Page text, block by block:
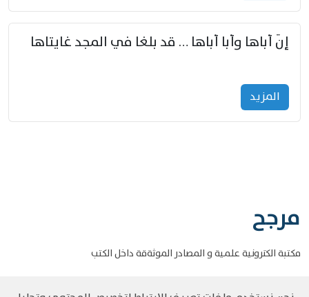
إنّ أباها وأبا أباها … قد بلغا في المجد غايتاها
المزید
مرجح
مكتبة الكترونية علمية و المصادر الموثةقة داخل الكتب